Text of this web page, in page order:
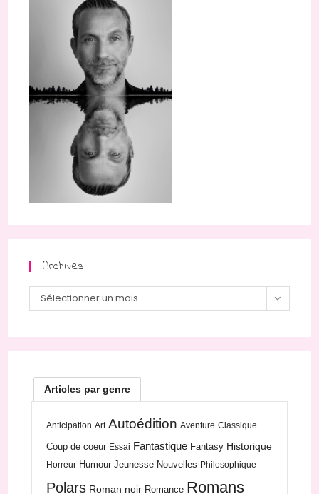
Archives
Sélectionner un mois
Articles par genre
Anticipation Art Autoédition Aventure Classique
Coup de coeur Essai Fantastique Fantasy Historique
Horreur Humour Jeunesse Nouvelles Philosophique
Polars Roman noir Romance Romans